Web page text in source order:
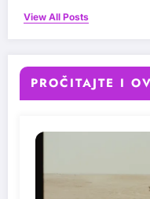
View All Posts
PROČITAJTE I